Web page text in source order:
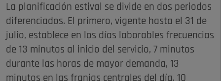
La planificación estival se divide en dos periodos
diferenciados. El primero, vigente hasta el 31 de
julio, establece en los días laborables frecuencias
de 13 minutos al inicio del servicio, 7 minutos
durante las horas de mayor demanda, 13
minutos en las franjas centrales del día, 10